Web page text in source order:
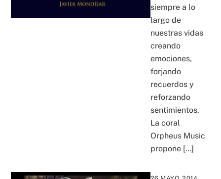
siempre a lo
largo de
nuestras vidas
creando
emociones,
forjando
recuerdos y
reforzando
sentimientos.
La coral
Orpheus Music
propone […]